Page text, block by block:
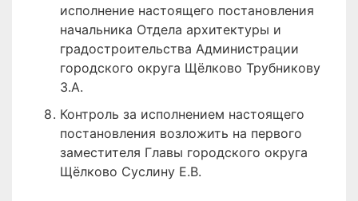
исполнение настоящего постановления
начальника Отдела архитектуры и
градостроительства Администрации
городского округа Щёлково Трубникову
З.А.
Контроль за исполнением настоящего
постановления возложить на первого
заместителя Главы городского округа
Щёлково Суслину Е.В.